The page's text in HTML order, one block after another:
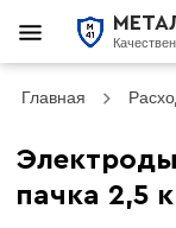
Главная
пачка 2,5